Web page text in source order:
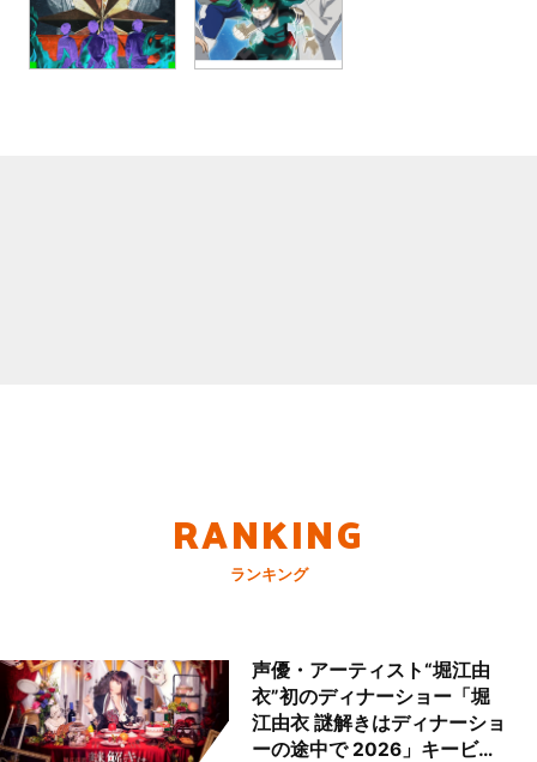
RANKING
ランキング
声優・アーティスト“堀江由
衣”初のディナーショー「堀
江由衣 謎解きはディナーショ
ーの途中で 2026」キービジ